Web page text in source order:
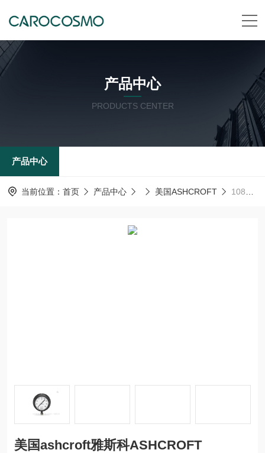
产品中心
PRODUCTS CENTER
产品中心
当前位置： 首页 产品中心 美国ASHCROFT 1082美国ashcroft雅斯科ASHCROFT
美国ashcroft雅斯科ASHCROFT